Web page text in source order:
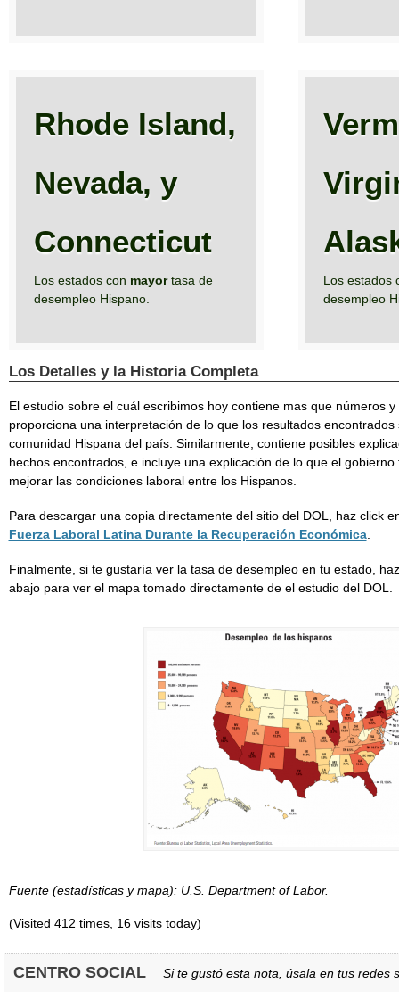
Rhode Island,
Nevada, y
Connecticut
Los estados con mayortasa de
desempleo Hispano.
Los estados
desempleo
Los Detalles y la Historia Completa
El estudio sobre el cuál escribimos hoy contiene mas que números
proporciona una interpretación de lo que los resultados encontrados
comunidad Hispana del país. Similarmente, contiene posibles
hechos encontrados, e incluye una explicación de lo que el
mejorar las condiciones laboral entre los Hispanos.
Para descargar una copia directamente del sitio del DOL, haz click
Fuerza Laboral Latina Durante la Recuperación Económica.
Finalmente, si te gustaría ver la tasa de desempleo en tu estado,
abajo para ver el mapa tomado directamente de el estudio del DOL.
Fuente (estadísticas y mapa): U.S. Department of Labor.
(Visited 412 times, 16 visits today)
CENTRO SOCIAL Si te gustó esta nota, úsala en tus redes